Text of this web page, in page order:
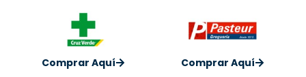
Comprar Aquí Comprar Aquí